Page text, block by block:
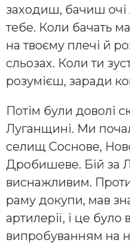
заходиш, бачиш очі
тебе. Коли бачать
на твоєму плечі й
сльозах. Коли ти
розумієш, заради
Потім були доволі
Луганщині. Ми
селищ Соснове,
Дробишеве. Бій за
виснажливим.
раму докупи, мав
артилерії, і це було
випробуванням на